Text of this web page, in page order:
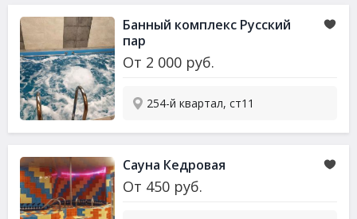
Банный комплекс Русский
пар
От 2 000 руб.
254-й квартал, ст11
Сауна Кедровая
От 450 руб.